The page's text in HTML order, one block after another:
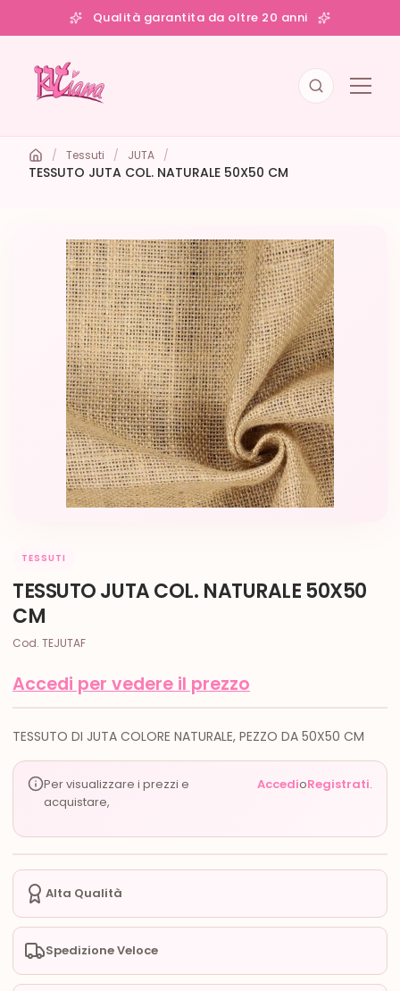
Qualità garantita da oltre 20 anni
/ Tessuti / JUTA /
TESSUTO JUTA COL. NATURALE 50X50 CM
TESSUTI
TESSUTO JUTA COL. NATURALE 50X50
CM
Cod. TEJUTAF
Accedi per vedere il prezzo
TESSUTO DI JUTA COLORE NATURALE, PEZZO DA 50X50 CM
Per visualizzare i prezzi e
acquistare,
AccedioRegistrati.
Alta Qualità
Spedizione Veloce